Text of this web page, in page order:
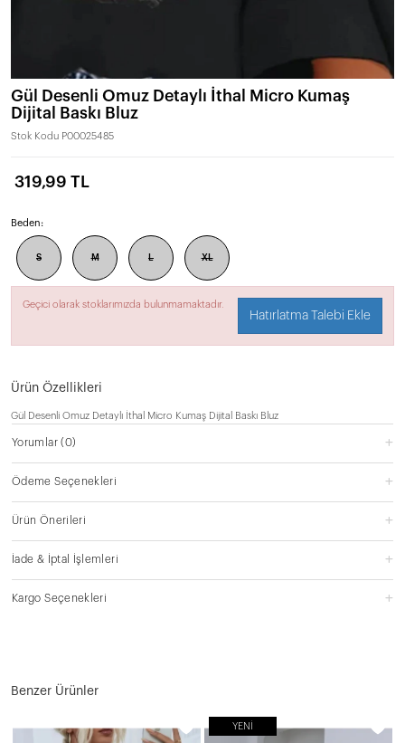
Gül Desenli Omuz Detaylı İthal Micro Kumaş
Dijital Baskı Bluz
Stok Kodu P00025485
319,99 TL
Beden:
S M L XL
Geçici olarak stoklarımızda bulunmamaktadır.
Hatırlatma Talebi Ekle
Ürün Özellikleri
Gül Desenli Omuz Detaylı İthal Micro Kumaş Dijital Baskı Bluz
Yorumlar(0)
Ödeme Seçenekleri
Ürün Önerileri
İade & İptal İşlemleri
Kargo Seçenekleri
Benzer Ürünler
YENI